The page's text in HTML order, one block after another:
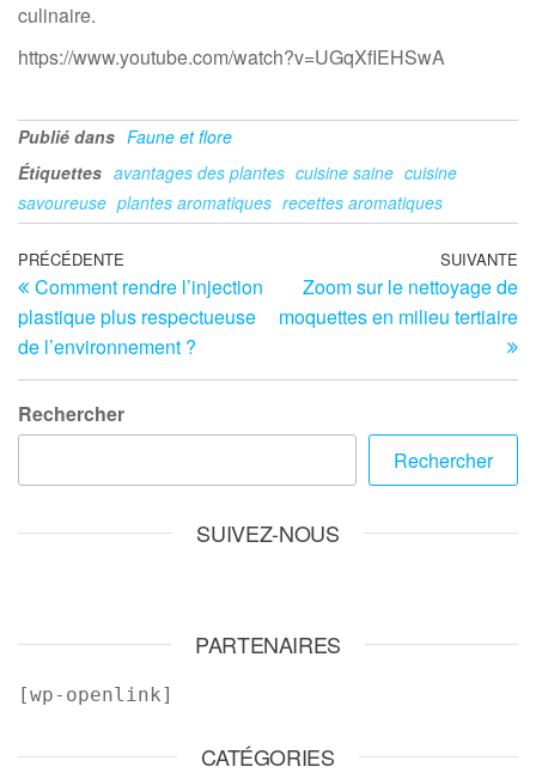
culinaire.
https://www.youtube.com/watch?v=UGqXfIEHSwA
Publié dans Faune et flore
Étiquettes avantages des plantes cuisine saine cuisine
savoureuse plantes aromatiques recettes aromatiques
Navigation
de
l’article
Article
précédent
PRÉCÉDENTE
Comment rendre l’injection
plastique plus respectueuse
de l’environnement ?
SUIVANTE
Zoom sur le nettoyage de
moquettes en milieu tertiaire
Rechercher
Rechercher
SUIVEZ-NOUS
PARTENAIRES
[wp-openlink]
CATÉGORIES